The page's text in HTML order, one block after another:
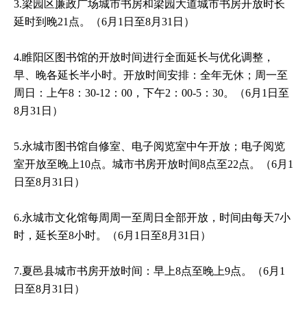
3.梁园区廉政广场城市书房和梁园大道城市书房开放时长
延时到晚21点。（6月1日至8月31日）
4.睢阳区图书馆的开放时间进行全面延长与优化调整，
早、晚各延长半小时。开放时间安排：全年无休；周一至
周日：上午8：30-12：00，下午2：00-5：30。（6月1日至
8月31日）
5.永城市图书馆自修室、电子阅览室中午开放；电子阅览
室开放至晚上10点。城市书房开放时间8点至22点。（6月1
日至8月31日）
6.永城市文化馆每周周一至周日全部开放，时间由每天7小
时，延长至8小时。（6月1日至8月31日）
7.夏邑县城市书房开放时间：早上8点至晚上9点。（6月1
日至8月31日）